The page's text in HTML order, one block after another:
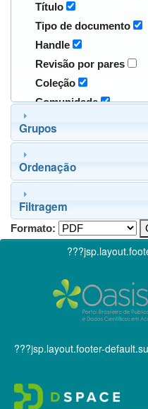
Título
Tipo de documento
Handle
Revisão por pares
Coleção
Comunidade
Grupos
Ordenação
Filtragem
Formato:
???jsp.layout.footer-